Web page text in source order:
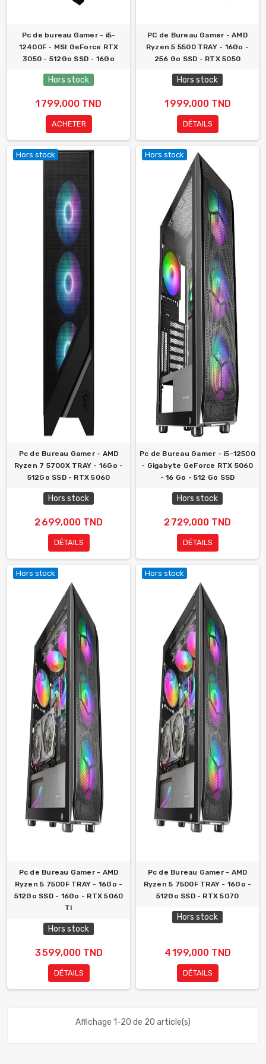
Pc de bureau Gamer - i5-
12400F - MSI GeForce RTX
3050 - 512Go SSD - 16Go
Hors stock
1 799,000 TND
ACHETER
PC de Bureau Gamer - AMD
Ryzen 5 5500 TRAY - 16Go -
256 Go SSD - RTX 5050
Hors stock
1 999,000 TND
DÉTAILS
Hors stock
Pc de Bureau Gamer - AMD
Ryzen 7 5700X TRAY - 16Go -
512Go SSD - RTX 5060
Hors stock
2 699,000 TND
DÉTAILS
Hors stock
Pc de Bureau Gamer - i5-12500
- Gigabyte GeForce RTX 5060
- 16 Go - 512 Go SSD
Hors stock
2 729,000 TND
DÉTAILS
Hors stock
Pc de Bureau Gamer - AMD
Ryzen 5 7500F TRAY - 16Go -
512Go SSD - 16Go - RTX 5060
TI
Hors stock
3 599,000 TND
DÉTAILS
Hors stock
Pc de Bureau Gamer - AMD
Ryzen 5 7500F TRAY - 16Go -
512Go SSD - RTX 5070
Hors stock
4 199,000 TND
DÉTAILS
Affichage 1-20 de 20 article(s)